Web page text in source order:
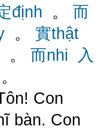
định 。 而
。 實thật
。 而nhi
入
。
Con
bàn. Con